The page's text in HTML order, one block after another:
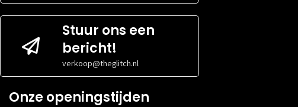
Stuur ons een
bericht!
verkoop@theglitch.nl
Onze openingstijden